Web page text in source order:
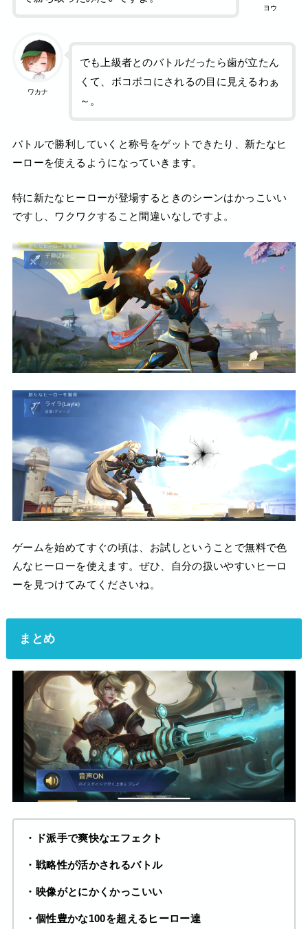
ヨウ
ワカナ
でも上級者とのバトルだったら歯が立たん
くて、ボコボコにされるの目に見えるわぁ
～。
バトルで勝利していくと称号をゲットできたり、新たなヒ
ーローを使えるようになっていきます。
特に新たなヒーローが登場するときのシーンはかっこいい
ですし、ワクワクすること間違いなしですよ。
ゲームを始めてすぐの頃は、お試しということで無料で色
んなヒーローを使えます。ぜひ、自分の扱いやすいヒーロ
ーを見つけてみてくださいね。
まとめ
・ド派手で爽快なエフェクト
・戦略性が活かされるバトル
・映像がとにかくかっこいい
・個性豊かな100を超えるヒーロー達